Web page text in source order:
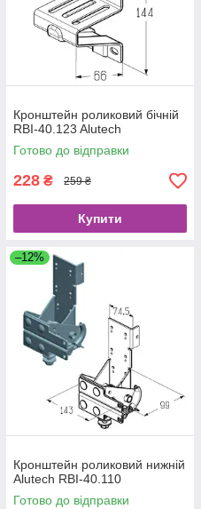
Кронштейн роликовий бічній
RBI-40.123 Alutech
Готово до відправки
228 ₴ 259 ₴
Купити
–12%
Кронштейн роликовий нижній
Alutech RBI-40.110
Готово до відправки